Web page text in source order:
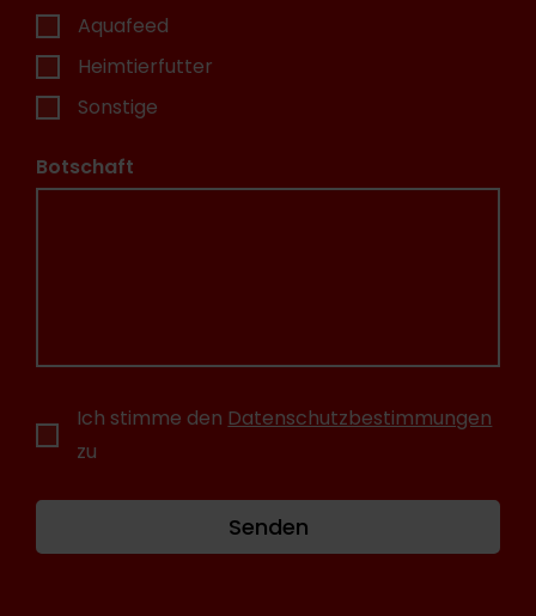
Aquafeed
Heimtierfutter
Sonstige
Botschaft
Ich stimme den Datenschutzbestimmungen
zu
Senden